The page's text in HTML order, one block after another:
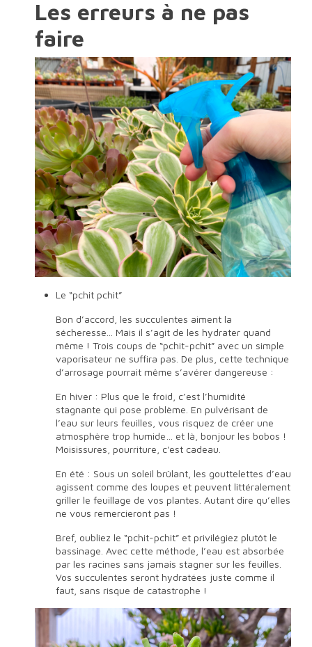
Les erreurs à ne pas
faire
Le “pchit pchit”
Bon d’accord, les succulentes aiment la
sécheresse... Mais il s’agit de les hydrater quand
même ! Trois coups de “pchit-pchit” avec un simple
vaporisateur ne suffira pas. De plus, cette technique
d’arrosage pourrait même s’avérer dangereuse :
En hiver : Plus que le froid, c’est l’humidité
stagnante qui pose problème. En pulvérisant de
l’eau sur leurs feuilles, vous risquez de créer une
atmosphère trop humide… et là, bonjour les bobos !
Moisissures, pourriture, c'est cadeau.
En été : Sous un soleil brûlant, les gouttelettes d’eau
agissent comme des loupes et peuvent littéralement
griller le feuillage de vos plantes. Autant dire qu’elles
ne vous remercieront pas !
Bref, oubliez le “pchit-pchit” et privilégiez plutôt le
bassinage. Avec cette méthode, l’eau est absorbée
par les racines sans jamais stagner sur les feuilles.
Vos succulentes seront hydratées juste comme il
faut, sans risque de catastrophe !